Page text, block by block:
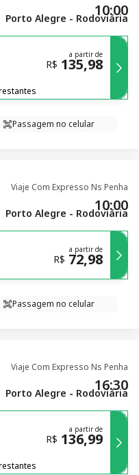
10:00
Porto Alegre - Rodoviária
a partir de
R$ 135,98
Passagem no celular
Viaje Com Expresso Ns Penha
10:00
Porto Alegre - Rodoviária
a partir de
R$ 72,98
Passagem no celular
Viaje Com Expresso Ns Penha
16:30
Porto Alegre - Rodoviária
a partir de
R$ 136,99